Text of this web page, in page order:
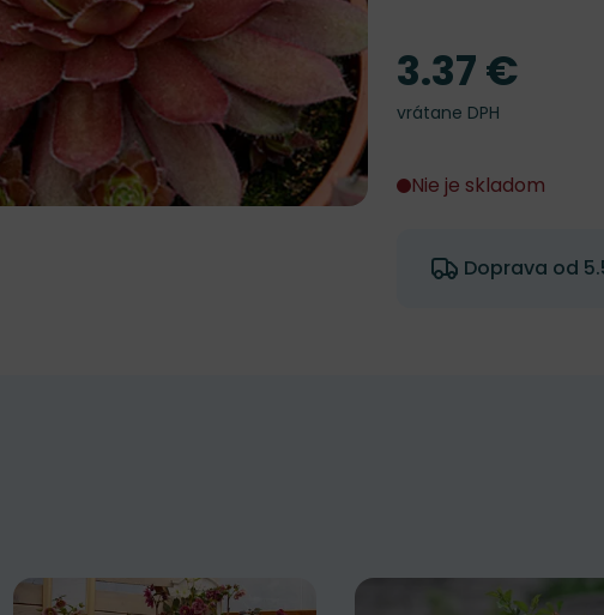
Cena
3.37 €
vrátane DPH
Nie je skladom
Doprava od